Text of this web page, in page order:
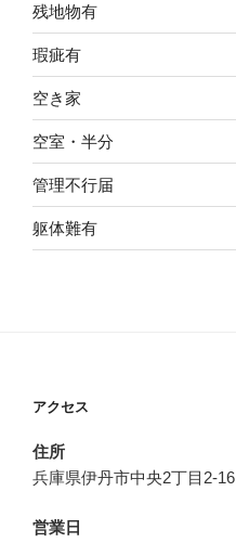
残地物有
瑕疵有
空き家
空室・半分
管理不行届
躯体難有
アクセス
住所
兵庫県伊丹市中央2丁目2-16
営業日